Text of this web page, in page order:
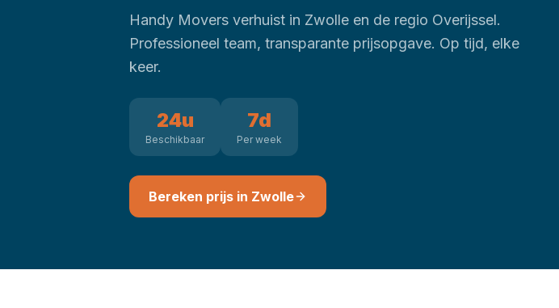
Handy Movers verhuist in Zwolle en de regio Overijssel.
Professioneel team, transparante prijsopgave. Op tijd, elke
keer.
24u
Beschikbaar
7d
Per week
Bereken prijs in Zwolle